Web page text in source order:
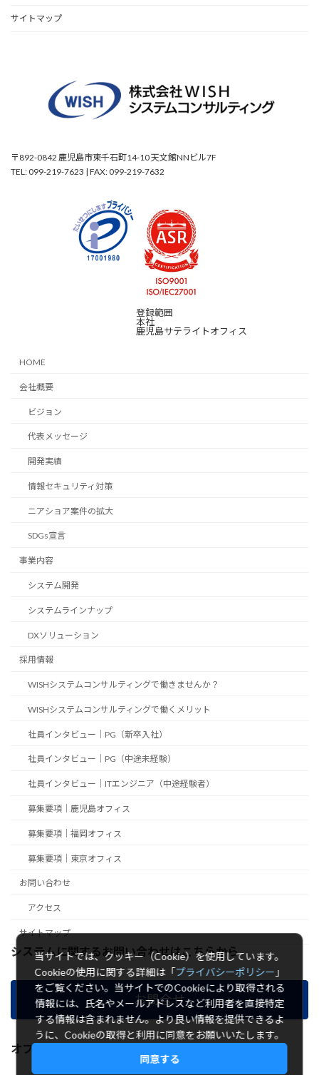
サイトマップ
〒892-0842 鹿児島市東千石町14-10 天文館NNビル7F
TEL: 099-219-7623 | FAX: 099-219-7632
登録範囲
本社
鹿児島サテライトオフィス
HOME
会社概要
ビジョン
代表メッセージ
開発実績
情報セキュリティ対策
ニアショア案件の拡大
SDGs宣言
事業内容
システム開発
システムラインナップ
DXソリューション
採用情報
WISHシステムコンサルティングで働きませんか？
WISHシステムコンサルティングで働くメリット
社員インタビュー｜PG（新卒入社）
社員インタビュー｜PG（中途未経験）
社員インタビュー｜ITエンジニア（中途経験者）
募集要項｜鹿児島オフィス
募集要項｜福岡オフィス
募集要項｜東京オフィス
お問い合わせ
アクセス
サイトマップ
システムに関するお問い合わせはこちらから
お問合せ
オフィス別採用情報はこちら
当サイトでは、クッキー（Cookie）を使用しています。
Cookieの使用に関する詳細は「プライバシーポリシー 」
をご覧ください。当サイトでのCookieにより取得される
情報には、氏名やメールアドレスなど利用者を直接特定
する情報は含まれません。より良い情報を提供できるよ
うに、Cookieの取得と利用に同意をお願いいたします。
同意する